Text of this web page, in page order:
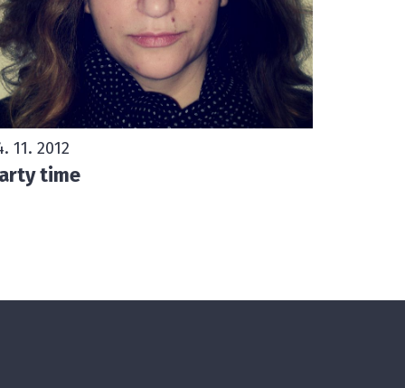
11. 2012
time